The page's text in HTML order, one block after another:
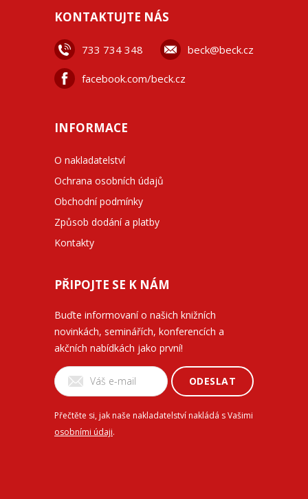
KONTAKTUJTE NÁS
733 734 348 beck@beck.cz
facebook.com/beck.cz
INFORMACE
O nakladatelství
Ochrana osobních údajů
Obchodní podmínky
Způsob dodání a platby
Kontakty
PŘIPOJTE SE K NÁM
Buďte informovaní o našich knižních
novinkách, seminářích, konferencích a
akčních nabídkách jako první!
ODESLAT
Přečtěte si, jak naše nakladatelství nakládá s Vašimi
osobními údaji.